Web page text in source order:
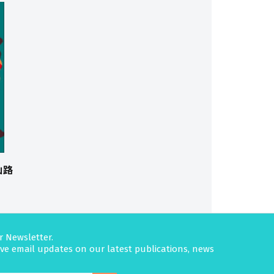
路
Newsletter.
email updates on our latest publications, news